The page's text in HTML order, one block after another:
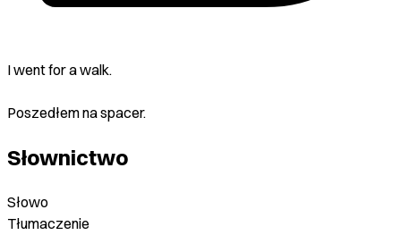
I went for a walk.
Poszedłem na spacer.
Słownictwo
Słowo
Tłumaczenie